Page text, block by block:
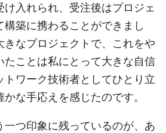
入れられ、受注後はプロジェ
築に携わることができまし
なプロジェクトで、これをや
たことは私にとって大きな自信
トワーク技術者としてひとり立
な手応えを感じたのです。
つ印象に残っているのが、あ